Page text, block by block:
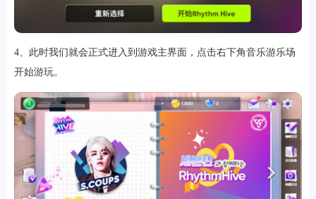
排行
角色扮演 小游戏 up主自制 策略塔防动作射
益智休闲冒险解谜 模拟经营 音乐游戏 单机游戏 战争策略
系统工具 影音播放 游戏辅助摄影美颜 办公商务旅游出行 金融理财娱乐
趣味新闻阅读 考试学习AI软件 健康运动生活购物地图导航 主题桌面
4、此时我们就会正式进入到游戏主界面，点击右下角音乐游乐场
开始游玩。